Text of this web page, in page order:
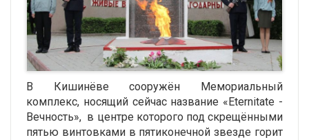
В Кишинёве сооружён Мемориальный
комплекс, носящий сейчас название «Eternitate -
Вечность», в центре которого под скрещёнными
пятью винтовками в пятиконечной звезде горит